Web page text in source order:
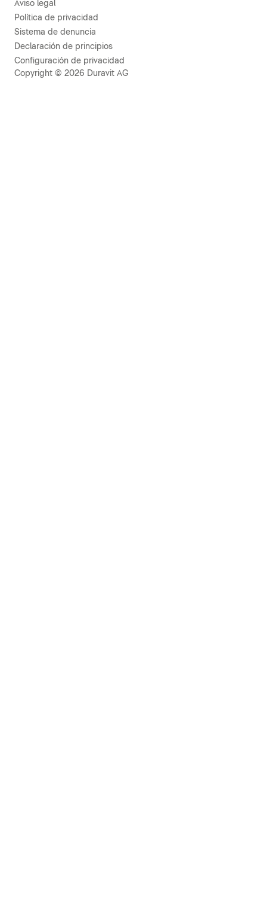
Aviso legal
Política de privacidad
Sistema de denuncia
Declaración de principios
Configuración de privacidad
Copyright © 2026 Duravit AG